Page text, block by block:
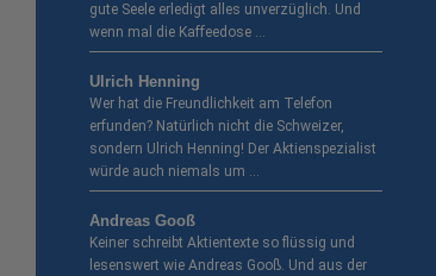
gute Seele erledigt alles unverzüglich. Und
wenn mal die Kaffeedose …
Ulrich Henning
Wer hat die Freundlichkeit am Telefon
erfunden? Natürlich nicht die Schweizer,
sondern Ulrich Henning! Der Aktien­spezialist
würde auch niemals um …
Andreas Gooß
Keiner schreibt Aktientexte so flüssig und
lesenswert wie Andreas Gooß. Und aus der